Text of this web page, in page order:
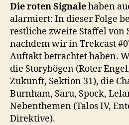
Die roten Signalehaben
alarmiert: In dieser Folge
restliche zweite Staffel von
nachdem wir in Trekcast
Auftakt betrachtet haben.
die Storybögen (Roter
Zukunft, Sektion 31), die
Burnham, Saru, Spock,
Nebenthemen (Talos IV,
Direktive).